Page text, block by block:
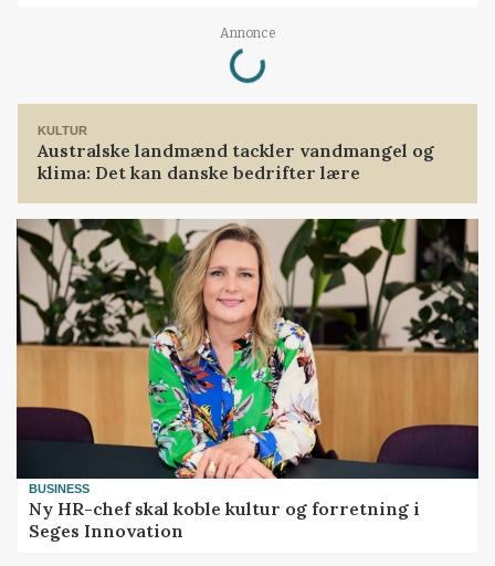
Annonce
Loading...
KULTUR
Australske landmænd tackler vandmangel og
klima: Det kan danske bedrifter lære
BUSINESS
Ny HR-chef skal koble kultur og forretning i
Seges Innovation